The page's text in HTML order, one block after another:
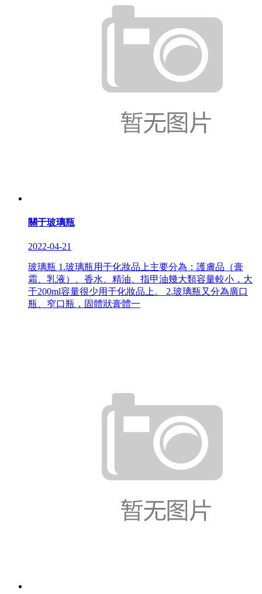
關于玻璃瓶
2022-04-21
玻璃瓶 1.玻璃瓶用于化妝品上主要分為：護膚品（膏
霜、乳液）、香水、精油、指甲油幾大類容量較小，大
于200ml容量很少用于化妝品上。 2.玻璃瓶又分為廣口
瓶、窄口瓶，固體狀膏體一